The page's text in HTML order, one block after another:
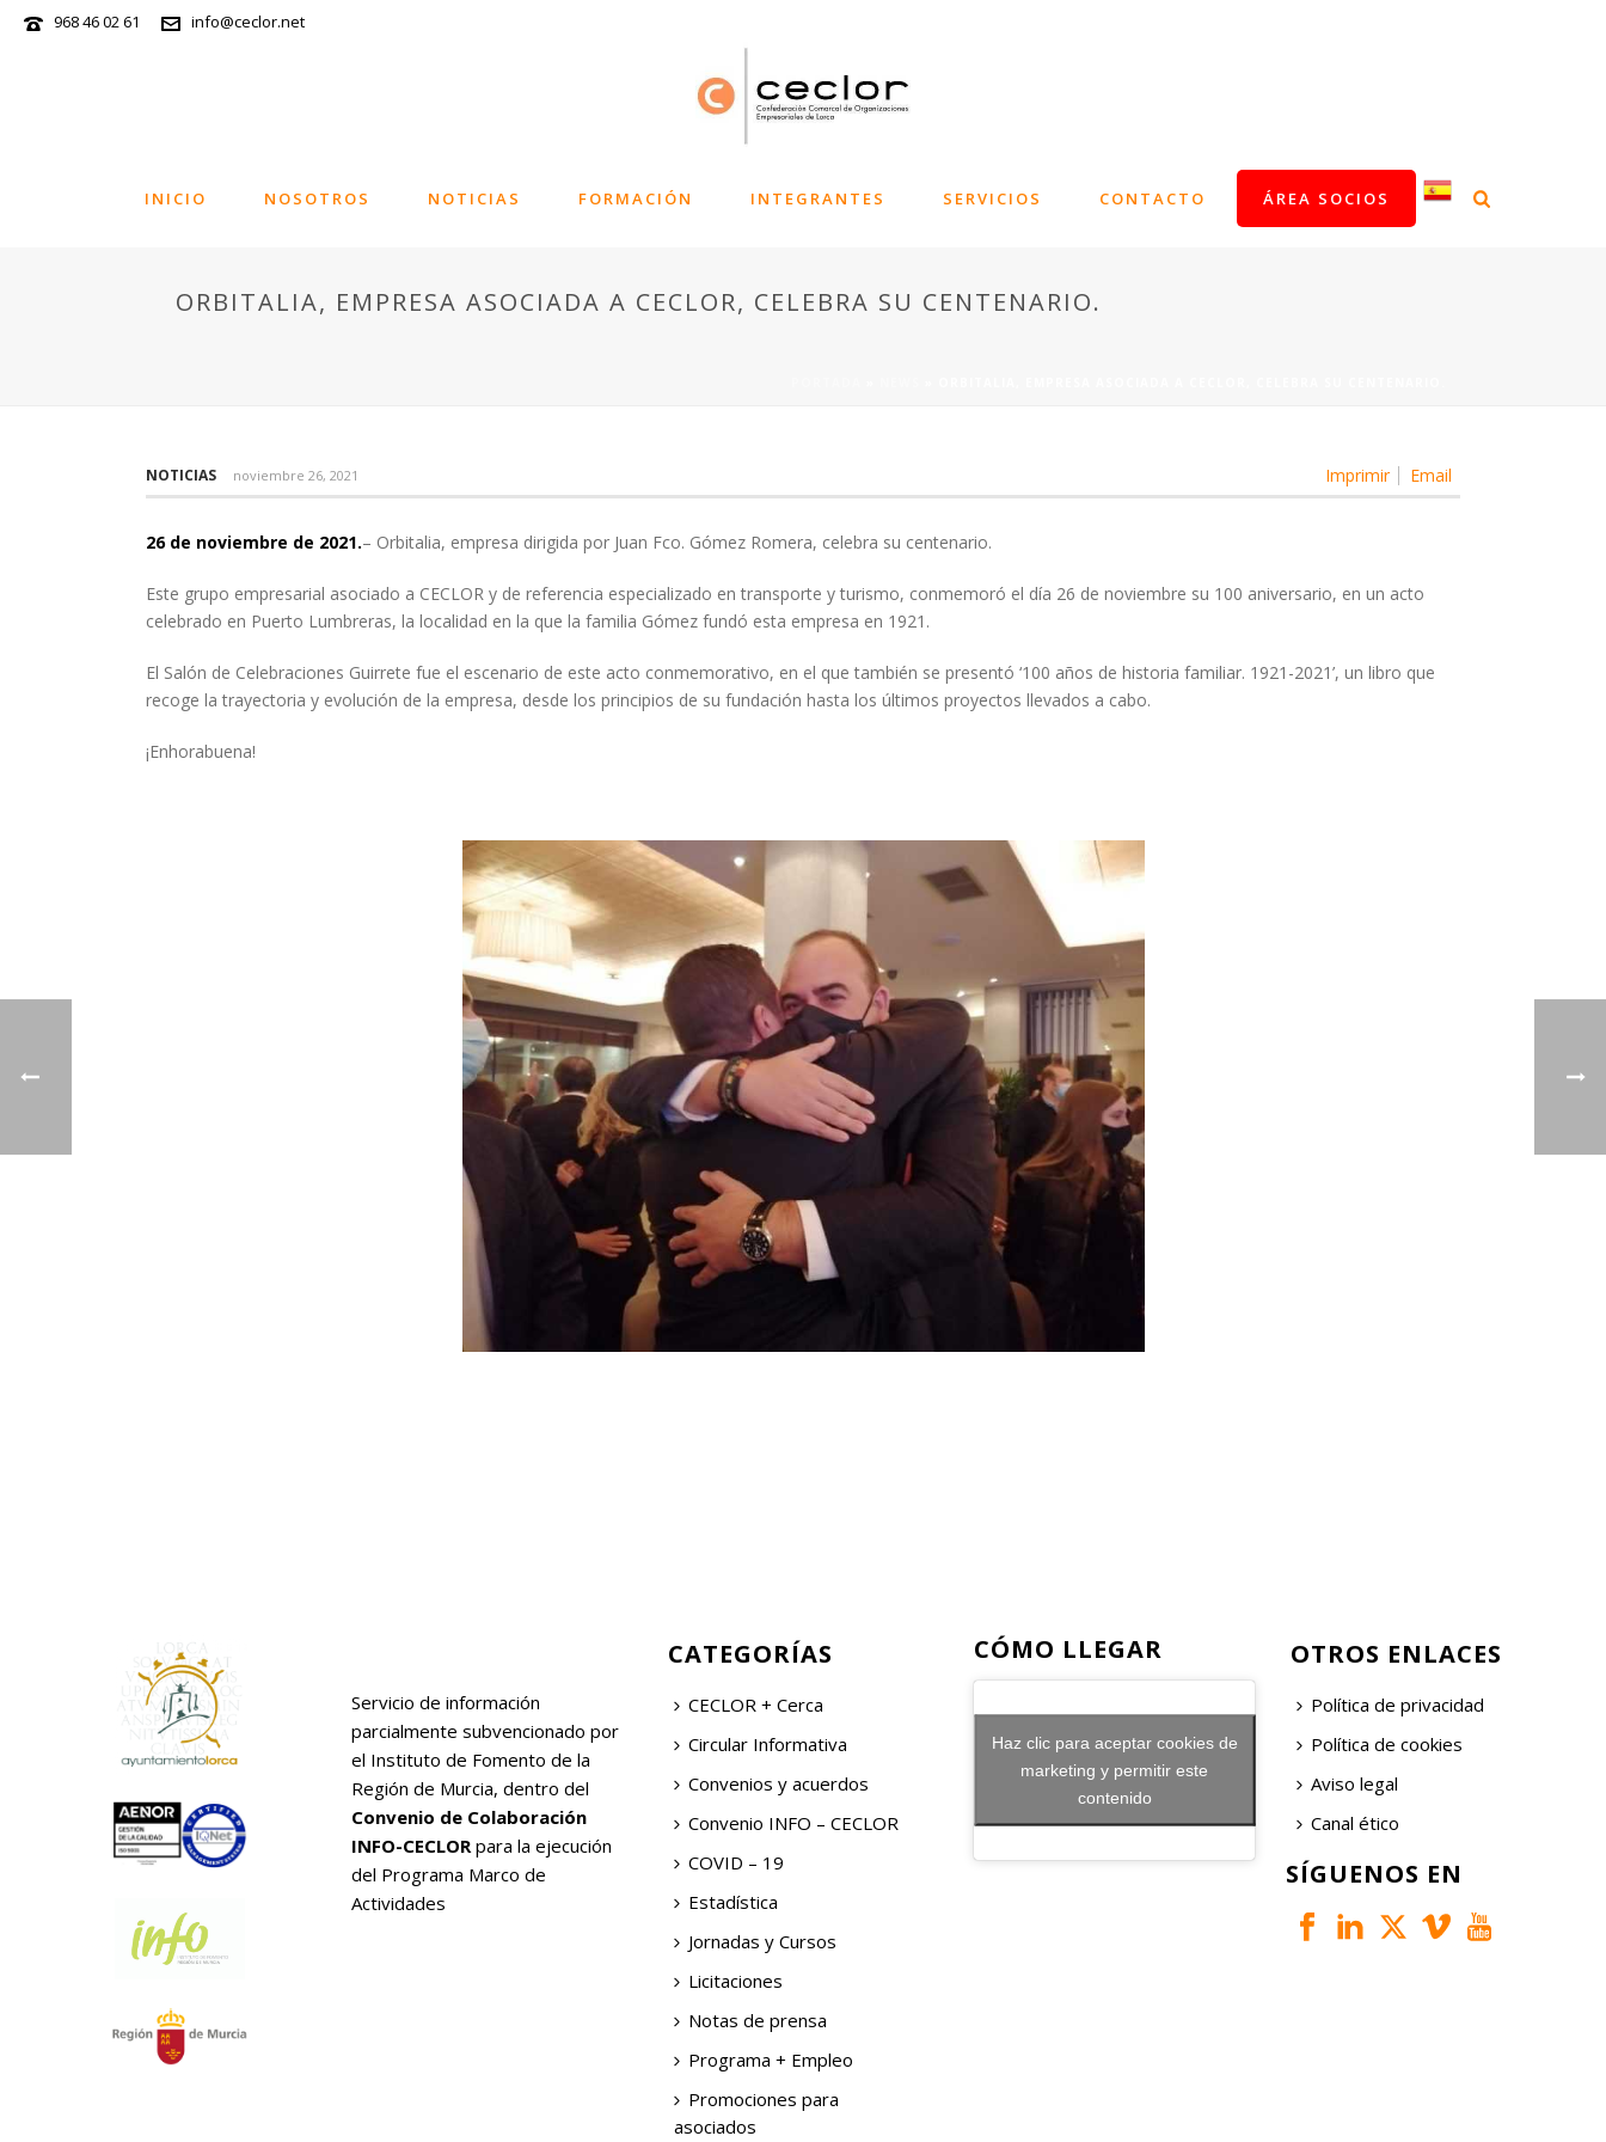
968 46 02 61 info@ceclor.net
INICIO NOSOTROS NOTICIAS FORMACIÓN INTEGRANTES SERVICIOS CONTACTO ÁREA SOCIOS
ORBITALIA, EMPRESA ASOCIADA A CECLOR, CELEBRA SU CENTENARIO.
Imprimir Email
NOTICIAS noviembre 26, 2021
26 de noviembre de 2021.– Orbitalia, empresa dirigida por Juan Fco. Gómez Romera, celebra su centenario.
Este grupo empresarial asociado a CECLOR y de referencia especializado en transporte y turismo, conmemoró el día 26 de noviembre su 100 aniversario, en un acto
celebrado en Puerto Lumbreras, la localidad en la que la familia Gómez fundó esta empresa en 1921.
El Salón de Celebraciones Guirrete fue el escenario de este acto conmemorativo, en el que también se presentó ‘100 años de historia familiar. 1921-2021’, un libro que
recoge la trayectoria y evolución de la empresa, desde los principios de su fundación hasta los últimos proyectos llevados a cabo.
¡Enhorabuena!
Servicio de información
parcialmente subvencionado por
el Instituto de Fomento de la
Región de Murcia, dentro del
Convenio de Colaboración
INFO-CECLOR para la ejecución
del Programa Marco de
Actividades
CATEGORÍAS
CECLOR + Cerca
Circular Informativa
Convenios y acuerdos
Convenio INFO – CECLOR
COVID – 19
Estadística
Jornadas y Cursos
Licitaciones
Notas de prensa
Programa + Empleo
Promociones para
asociados
CÓMO LLEGAR
Haz clic para aceptar cookies de
marketing y permitir este
contenido
OTROS ENLACES
Política de privacidad
Política de cookies
Aviso legal
Canal ético
SÍGUENOS EN